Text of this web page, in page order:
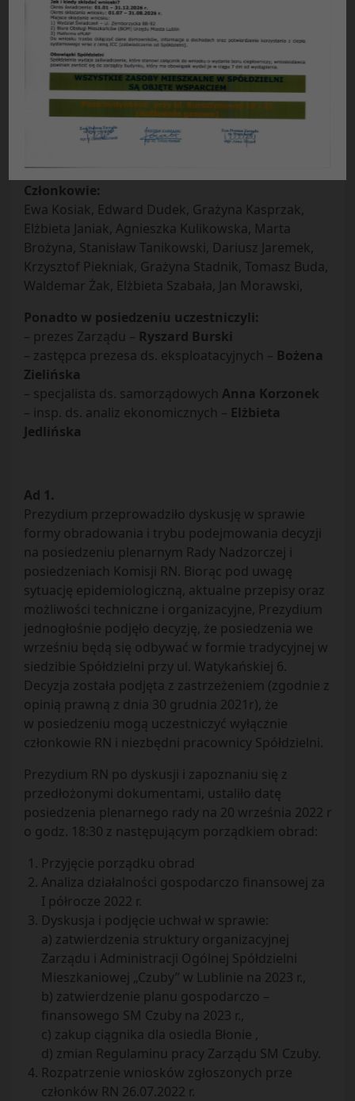
Protokół NR 11/2022
z posiedzenia Rady Nadzorczej SM „Czuby” w
Lublinie
odbytego w dniu 20.09.2022 r.
Przewodniczył Radzie –Andrzej Turski
Zastępcy przewodniczącego –Zbigniew Gontarz,
Jerzy Kaczmarski
Członkowie:
Ewa Kosiak, Edward Dudek, Grażyna Kasprzak,
Elżbieta Janiak, Agnieszka Kulikowska, Marta
Brożyna, Stanisław Tanikowski, Dariusz Jaremek,
Krzysztof Piekniak, Grażyna Stadnik, Tomasz Buda,
Waldemar Żak, Elżbieta Szabała, Jan Morawski,
Ponadto w posiedzeniu uczestniczyli:
– prezes Zarządu – Ryszard Burski
– zastępca prezesa ds. eksploatacyjnych – Bożena
Zielińska
– specjalista ds. samorządowych Anna Korzonek
– insp. ds. analiz ekonomicznych – Elżbieta
Jedlińska
Ad 1.
Prezydium przeprowadziło dyskusję w sprawie
formy obradowania i trybu podejmowania decyzji
na posiedzeniu plenarnym Rady Nadzorczej i
posiedzeniach Komisji RN. Biorąc pod uwagę
sytuację epidemiologiczną, aktualne przepisy oraz
możliwości techniczne i organizacyjne, Prezydium
jednogłośnie podjęło decyzję, że posiedzenia we
wrześniu będą się odbywać w formie tradycyjnej w
siedzibie Spółdzielni przy ul. Watykańskiej 6.
Decyzja została podjęta z zastrzeżeniem (zgodnie z
opinią prawną z dnia 30 grudnia 2021r), że
w posiedzeniu mogą uczestniczyć wyłącznie
członkowie RN i niezbędni pracownicy Spółdzielni.
Prezydium RN po dyskusji i zapoznaniu się z
przedłożonymi dokumentami, ustaliło datę
posiedzenia plenarnego rady na 20 września 2022 r
o godz. 18:30 z następującym porządkiem obrad:
Przyjęcie porządku obrad
Analiza działalności gospodarczo finansowej za
I półrocze 2022 r.
Dyskusja i podjęcie uchwał w sprawie:
a) zatwierdzenia struktury organizacyjnej
Zarządu i Administracji Ogólnej Spółdzielni
Mieszkaniowej „Czuby” w Lublinie na 2023 r.,
b) zatwierdzenie planu gospodarczo –
finansowego SM Czuby na 2023 r.,
c) zakup ciągnika dla osiedla Błonie ,
d) zmian Regulaminu pracy Zarządu SM Czuby.
Rozpatrzenie wniosków zgłoszonych prze
członków RN 26.07.2022 r.